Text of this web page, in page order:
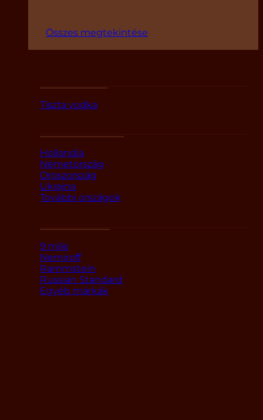
Összes megtekintése
Tiszta vodka
Hollandia
Németország
Oroszország
Ukrajna
További országok
9 mile
Nemiroff
Rammstein
Russian Standard
Egyéb márkák